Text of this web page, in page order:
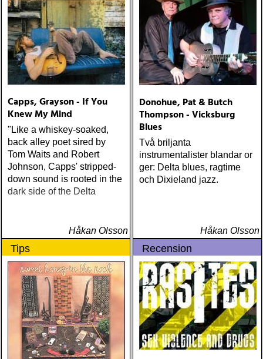
Capps, Grayson - If You
Knew My Mind
"Like a whiskey-soaked,
back alley poet sired by
Tom Waits and Robert
Johnson, Capps' stripped-
down sound is rooted in the
dark side of the Delta
Håkan Olsson
Donohue, Pat & Butch
Thompson - Vicksburg
Blues
Två briljanta
instrumentalister blandar or
ger: Delta blues, ragtime
och Dixieland jazz.
Håkan Olsson
Tips Recension